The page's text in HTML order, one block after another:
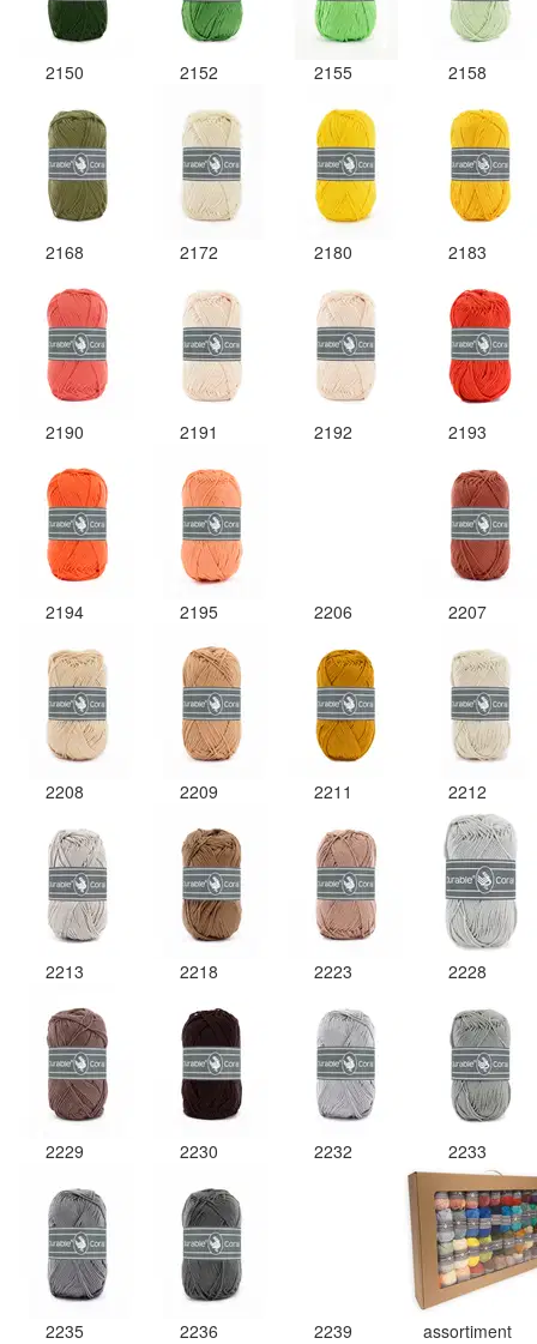
2150 2152 2155 2158
2168 2172 2180 2183
2190 2191 2192 2193
2194 2195 2206 2207
2208 2209 2211 2212
2213 2218 2223 2228
2229 2230 2232 2233
2235 2236 2239 assortiment